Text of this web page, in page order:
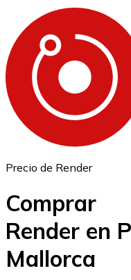
Ethereum
ETH
USD Coin
Precio de Render
Comprar
Render en
Mallorca